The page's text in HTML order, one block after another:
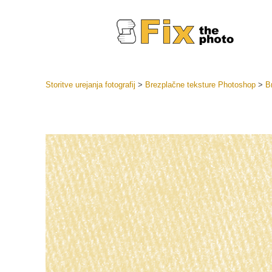
Urejanje
ponudbe
Mobilne
Storitve urejanja fotografij > Brezplačne teksture Photoshop>